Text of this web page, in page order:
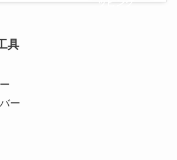
ッピング
具
ー